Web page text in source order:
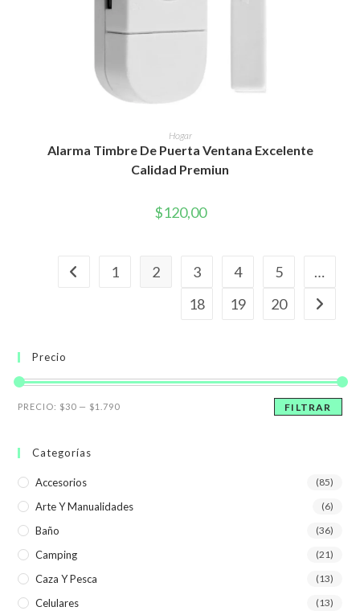
AÑADIR AL CARRITO
Hogar
Alarma Timbre De Puerta Ventana Excelente
Calidad Premiun
$120,00
1 2 3 4 5
…
18
19 20
Precio
Precio
Precio
FILTRAR
PRECIO: $30 — $1.790
Categorías
Accesorios (85)
Arte Y Manualidades (6)
Baño (36)
Camping (21)
Caza Y Pesca (13)
Celulares (13)